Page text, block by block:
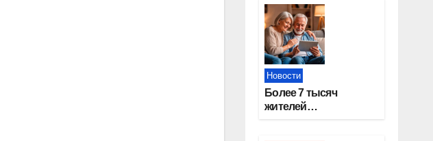
за Москву»
Новости
Более 7 тысяч
жителей